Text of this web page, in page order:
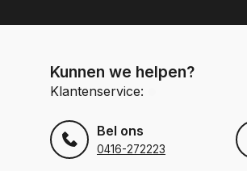
Kunnen we helpen?
Klantenservice:
Bel ons
0416-272223